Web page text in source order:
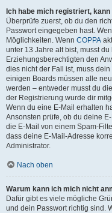
Ich habe mich registriert,
Überprüfe zuerst, ob du den
Passwort eingegeben hast.
Möglichkeiten. Wenn COPPA
unter 13 Jahre alt bist, musst
Erziehungsberechtigten den
dies nicht der Fall ist, muss
einigen Boards müssen alle
werden – entweder musst du
der Registrierung wurde dir
Wenn du eine E-Mail erhalten
Ansonsten prüfe, ob du deine
die E-Mail von einem Spam-
dass deine E-Mail-Adresse
Administrator.
Nach oben
Warum kann ich mich nicht
Dafür gibt es viele mögliche
und dein Passwort richtig sind.